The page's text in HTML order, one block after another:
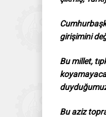
girişimini
Bu millet,
Bu aziz